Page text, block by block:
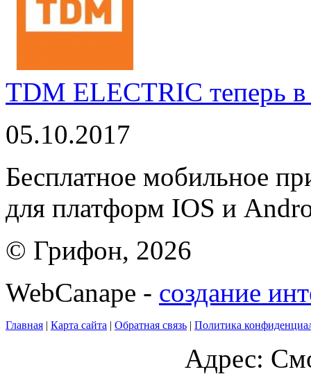
TDM ELECTRIC теперь
05.10.2017
Бесплатное мобильное
для платформ IOS и
© Грифон, 2026
WebCanape - создание
Главная | Карта сайта | Обратная связь | Политика
Адрес: